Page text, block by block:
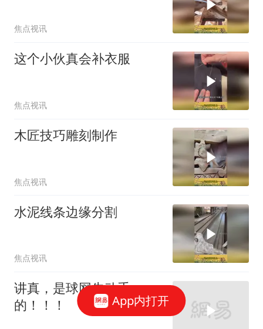
焦点视讯
这个小伙真会补衣服
焦点视讯
木匠技巧雕刻制作
焦点视讯
水泥线条边缘分割
焦点视讯
讲真，是球网先动手
的！！！
App内打开